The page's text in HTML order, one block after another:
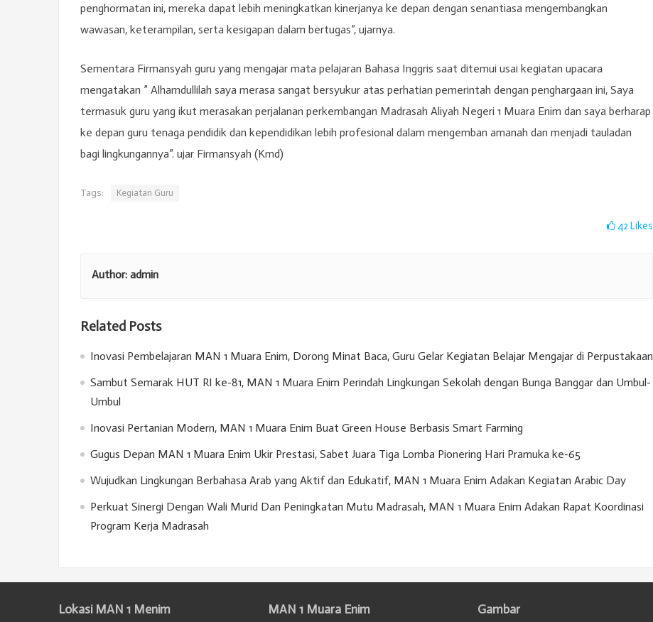
penghormatan ini, mereka dapat lebih meningkatkan kinerjanya ke depan dengan senantiasa mengembangkan
wawasan, keterampilan, serta kesigapan dalam bertugas”, ujarnya.
Sementara Firmansyah guru yang mengajar mata pelajaran Bahasa Inggris saat ditemui usai kegiatan upacara
mengatakan ” Alhamdullilah saya merasa sangat bersyukur atas perhatian pemerintah dengan penghargaan ini, Saya
termasuk guru yang ikut merasakan perjalanan perkembangan Madrasah Aliyah Negeri 1 Muara Enim dan saya berharap
ke depan guru tenaga pendidik dan kependidikan lebih profesional dalam mengemban amanah dan menjadi tauladan
bagi lingkungannya”. ujar Firmansyah (Kmd)
Tags: Kegiatan Guru
42 Likes
Author: admin
Related Posts
Inovasi Pembelajaran MAN 1 Muara Enim, Dorong Minat Baca, Guru Gelar Kegiatan Belajar Mengajar di Perpustakaan
Sambut Semarak HUT RI ke-81, MAN 1 Muara Enim Perindah Lingkungan Sekolah dengan Bunga Banggar dan Umbul-
Umbul
Inovasi Pertanian Modern, MAN 1 Muara Enim Buat Green House Berbasis Smart Farming
Gugus Depan MAN 1 Muara Enim Ukir Prestasi, Sabet Juara Tiga Lomba Pionering Hari Pramuka ke-65
Wujudkan Lingkungan Berbahasa Arab yang Aktif dan Edukatif, MAN 1 Muara Enim Adakan Kegiatan Arabic Day
Perkuat Sinergi Dengan Wali Murid Dan Peningkatan Mutu Madrasah, MAN 1 Muara Enim Adakan Rapat Koordinasi
Program Kerja Madrasah
Lokasi MAN 1 Menim MAN 1 Muara Enim Gambar